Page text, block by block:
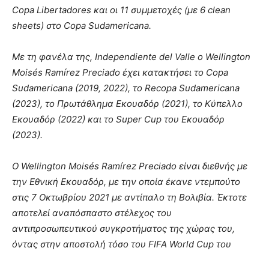
Copa Libertadores και οι 11 συμμετοχές (με 6 clean
sheets) στο Copa Sudamericana.
Με τη φανέλα της, Independiente del Valle ο Wellington
Moisés Ramírez Preciado έχει κατακτήσει το Copa
Sudamericana (2019, 2022), το Recopa Sudamericana
(2023), το Πρωτάθλημα Εκουαδόρ (2021), το Κύπελλο
Εκουαδόρ (2022) και το Super Cup του Εκουαδόρ
(2023).
Ο Wellington Moisés Ramírez Preciado είναι διεθνής με
την Εθνική Εκουαδόρ, με την οποία έκανε ντεμπούτο
στις 7 Οκτωβρίου 2021 με αντίπαλο τη Βολιβία. Έκτοτε
αποτελεί αναπόσπαστο στέλεχος του
αντιπροσωπευτικού συγκροτήματος της χώρας του,
όντας στην αποστολή τόσο του FIFA World Cup του